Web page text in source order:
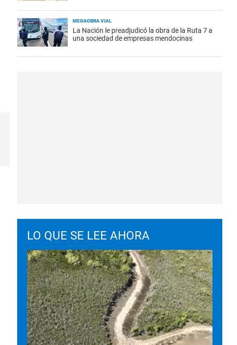
MEGAOBRA VIAL
La Nación le preadjudicó la obra de la Ruta 7 a
una sociedad de empresas mendocinas
LO QUE SE LEE AHORA